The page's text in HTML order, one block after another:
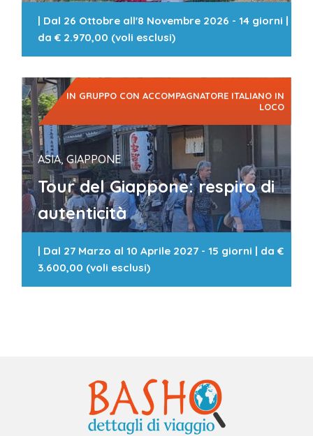
| Dal 26 Ottobre all'8 Novembre 2026 - 14 giorni |
da€ 2.970,00 (voli esclusi)
IN GRUPPO CON ACCOMPAGNATORE ITALIANO IN
LOCO
ASIA, GIAPPONE
Tour del Giappone: respiro di
autenticità
| Dal 27 Marzo al 10 Aprile 2027 - 15 giorni | da€
3.600,00 (voli esclusi)